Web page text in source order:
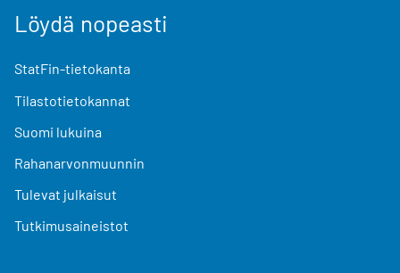
Löydä nopeasti
StatFin-tietokanta
Tilastotietokannat
Suomi lukuina
Rahanarvonmuunnin
Tulevat julkaisut
Tutkimusaineistot